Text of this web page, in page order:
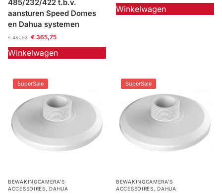
485/232/422 t.b.v.
aansturen Speed Domes
en Dahua systemen
€487,63 €365,75
Winkelwagen
Winkelwagen
SuperSale
BEWAKINGCAMERA'S
ACCESSOIRES, DAHUA
SuperSale
BEWAKINGCAMERA'S
ACCESSOIRES, DAHUA